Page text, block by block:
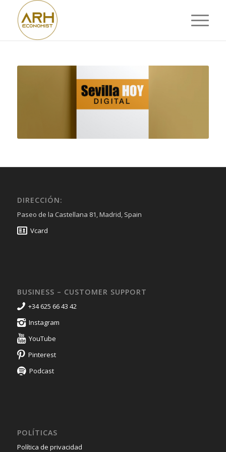
DIRECCIÓN:
Paseo de la Castellana 81, Madrid, Spain
Vcard
BUSINESS – CUSTOMER SUPPORT
+34 625 66 43 42
Instagram
YouTube
Pinterest
Podcast
POLÍTICAS
Política de privacidad